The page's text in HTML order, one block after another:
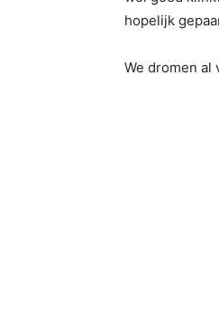
hopelijk
We dromen al